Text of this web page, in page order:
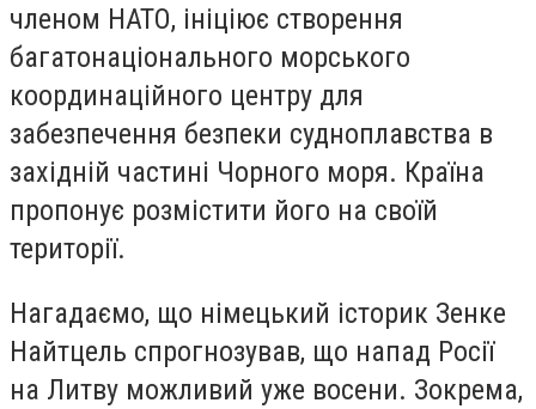
членом НАТО, ініціює створення
багатонаціонального морського
координаційного центру для
забезпечення безпеки судноплавства в
західній частині Чорного моря. Країна
пропонує розмістити його на своїй
території.
Нагадаємо, що німецький історик Зенке
Найтцель спрогнозував, що напад Росії
на Литву можливий уже восени. Зокрема,